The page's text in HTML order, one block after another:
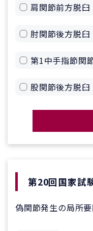
肩関節前方脱臼
肘関節後方脱臼
第1中手指節関
股関節後方脱臼
第20回国家試
偽関節発生の局所